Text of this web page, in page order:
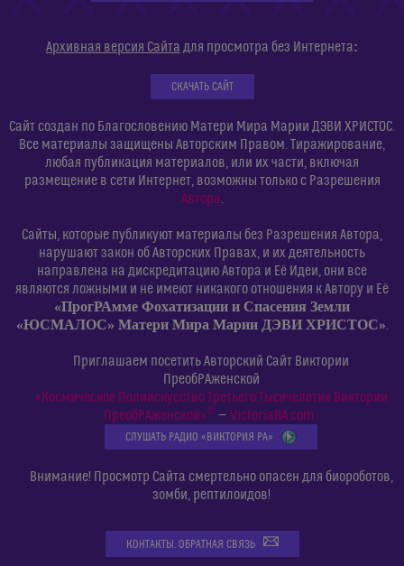
Архивная версия Сайта для просмотра без Интернета:
СКАЧАТЬ САЙТ
Сайт создан по Благословению Матери Мира Марии ДЭВИ ХРИСТОС.
Все материалы защищены Авторским Правом. Тиражирование,
любая публикация материалов, или их части, включая
размещение в сети Интернет, возможны только с Разрешения
Автора.
Сайты, которые публикуют материалы без Разрешения Автора,
нарушают закон об Авторских Правах, и их деятельность
направлена на дискредитацию Автора и Её Идеи, они все
являются ложными и не имеют никакого отношения к Автору и Её
«ПрогРАмме Фохатизации и Спасения Земли
«ЮСМАЛОС» Матери Мира Марии ДЭВИ ХРИСТОС».
Приглашаем посетить Авторский Сайт Виктории
ПреобРАженской
«Космическое Полиискусство Третьего Тысячелетия Виктории
ПреобРАженской»©— VictoriaRA.com
СЛУШАТЬ РАДИО «ВИКТОРИЯ РА»
Внимание! Просмотр Сайта смертельно опасен для биороботов,
зомби, рептилоидов!
КОНТАКТЫ. ОБРАТНАЯ СВЯЗЬ